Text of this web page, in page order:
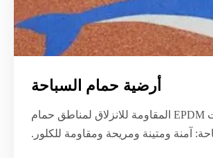
أرضية حمام السباحة
حبيبات EPDM المقاومة للانزلاق لمناطق حمام
آمنة ومتينة ومريحة ومقاومة للكلور.